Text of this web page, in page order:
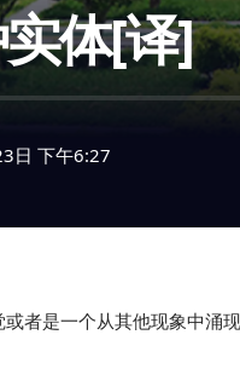
体[译]
日 下午6:27
者是一个从其他现象中涌